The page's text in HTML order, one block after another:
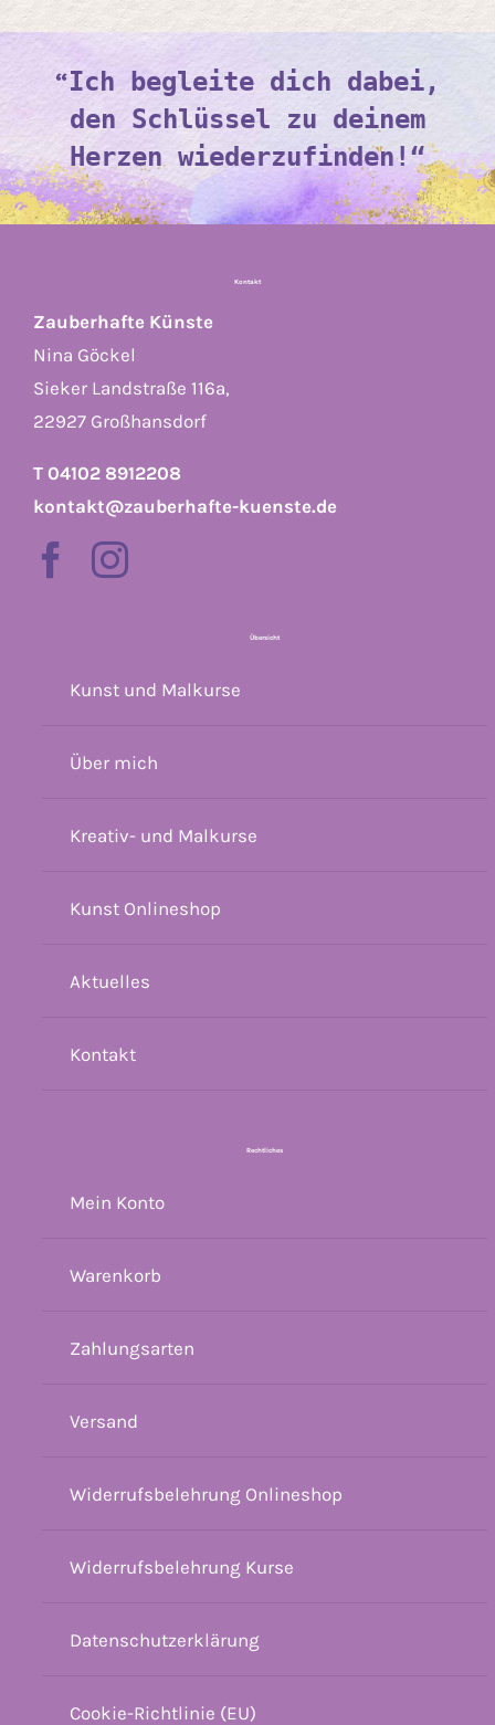
“Ich begleite dich dabei,
den Schlüssel zu deinem
Herzen wiederzufinden!“
Kontakt
Zauberhafte Künste
Nina Göckel
Sieker Landstraße 116a,
22927 Großhansdorf
T 04102 8912208
kontakt@zauberhafte-kuenste.de
Übersicht
Kunst und Malkurse
Über mich
Kreativ- und Malkurse
Kunst Onlineshop
Aktuelles
Kontakt
Rechtliches
Mein Konto
Warenkorb
Zahlungsarten
Versand
Widerrufsbelehrung Onlineshop
Widerrufsbelehrung Kurse
Datenschutzerklärung
Cookie-Richtlinie (EU)